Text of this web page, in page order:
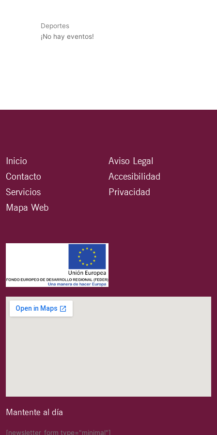
Deportes
¡No hay eventos!
Inicio
Contacto
Servicios
Mapa Web
Aviso Legal
Accesibilidad
Privacidad
Mantente al día
[newsletter_form type="minimal"]